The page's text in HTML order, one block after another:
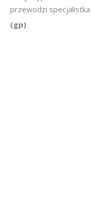
przewodzi specjalistka
(gp)